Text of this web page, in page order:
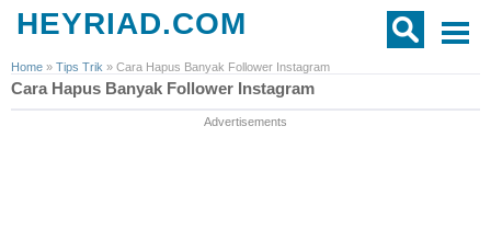
HEYRIAD.COM
Home » Tips Trik » Cara Hapus Banyak Follower Instagram
Cara Hapus Banyak Follower Instagram
Advertisements